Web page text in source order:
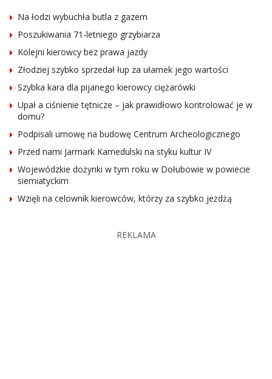
Na łodzi wybuchła butla z gazem
Poszukiwania 71-letniego grzybiarza
Kolejni kierowcy bez prawa jazdy
Złodziej szybko sprzedał łup za ułamek jego wartości
Szybka kara dla pijanego kierowcy ciężarówki
Upał a ciśnienie tętnicze – jak prawidłowo kontrolować je w
domu?
Podpisali umowę na budowę Centrum Archeologicznego
Przed nami Jarmark Kamedulski na styku kultur IV
Wojewódzkie dożynki w tym roku w Dołubowie w powiecie
siemiatyckim
Wzięli na celownik kierowców, którzy za szybko jeżdżą
REKLAMA